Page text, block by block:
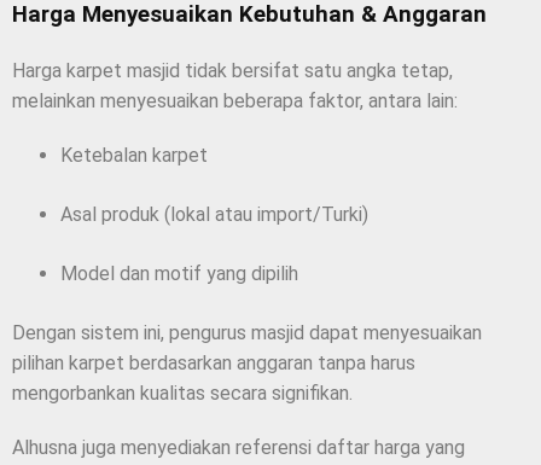
Harga Menyesuaikan Kebutuhan & Anggaran
Harga karpet masjid tidak bersifat satu angka tetap,
melainkan menyesuaikan beberapa faktor, antara lain:
Ketebalan karpet
Asal produk (lokal atau import/Turki)
Model dan motif yang dipilih
Dengan sistem ini, pengurus masjid dapat menyesuaikan
pilihan karpet berdasarkan anggaran tanpa harus
mengorbankan kualitas secara signifikan.
Alhusna juga menyediakan referensi daftar harga yang